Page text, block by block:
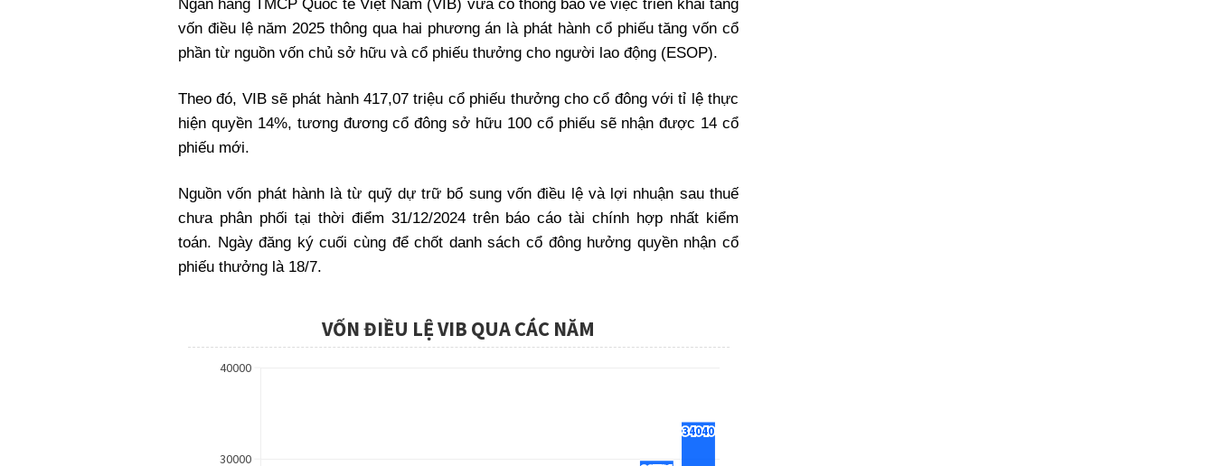
Xi nhan Trái Phải
Bạn đọc viết
Ngân hàng TMCP Quốc tế Việt Nam (VIB) vừa có thông báo về việc triển khai tăng
vốn điều lệ năm 2025 thông qua hai phương án là phát hành cổ phiếu tăng vốn cổ
phần từ nguồn vốn chủ sở hữu và cổ phiếu thưởng cho người lao động (ESOP).
Theo đó, VIB sẽ phát hành 417,07 triệu cổ phiếu thưởng cho cổ đông với tỉ lệ thực
hiện quyền 14%, tương đương cổ đông sở hữu 100 cổ phiếu sẽ nhận được 14 cổ
phiếu mới.
Nguồn vốn phát hành là từ quỹ dự trữ bổ sung vốn điều lệ và lợi nhuận sau thuế
chưa phân phối tại thời điểm 31/12/2024 trên báo cáo tài chính hợp nhất kiểm
toán. Ngày đăng ký cuối cùng để chốt danh sách cổ đông hưởng quyền nhận cổ
phiếu thưởng là 18/7.